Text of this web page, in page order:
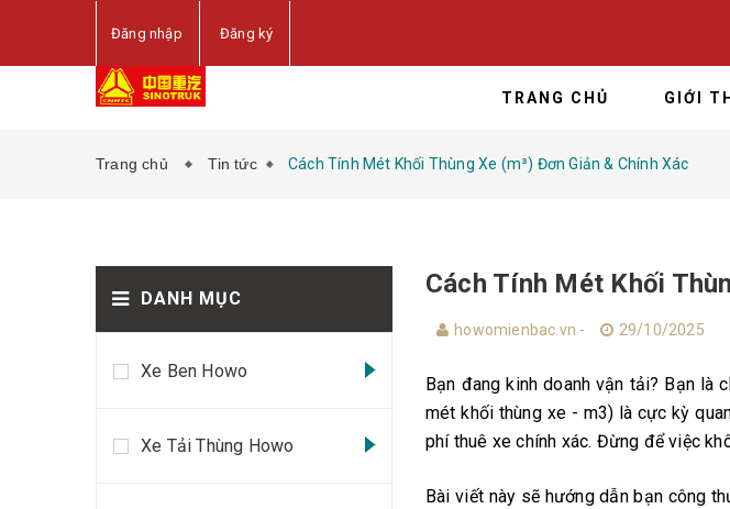
Đăng nhập Đăng ký
TRANG CHỦ GIỚI
Trang chủ Tin tức Cách Tính Mét Khối Thùng Xe (m³) Đơn Giản & Chính Xác
DANH MỤC
Xe Ben Howo
Xe Tải Thùng Howo
Cách Tính Mét Khối
howomienbac.vn - 29/10/2025
Bạn đang kinh doanh vận tải? Bạn là
mét khối thùng xe - m3) là cực kỳ
phí thuê xe chính xác. Đừng để việc
Bài viết này sẽ hướng dẫn bạn công